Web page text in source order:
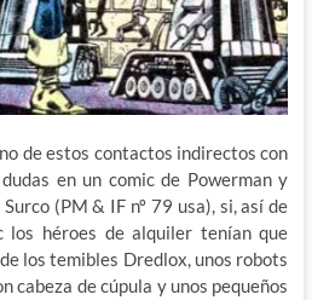
de estos contactos indirectos con
en un comic de Powerman y
(PM & IF nº 79 usa), si, así de
los héroes de alquiler tenían que
los temibles Dredlox, unos robots
cabeza de cúpula y unos pequeños